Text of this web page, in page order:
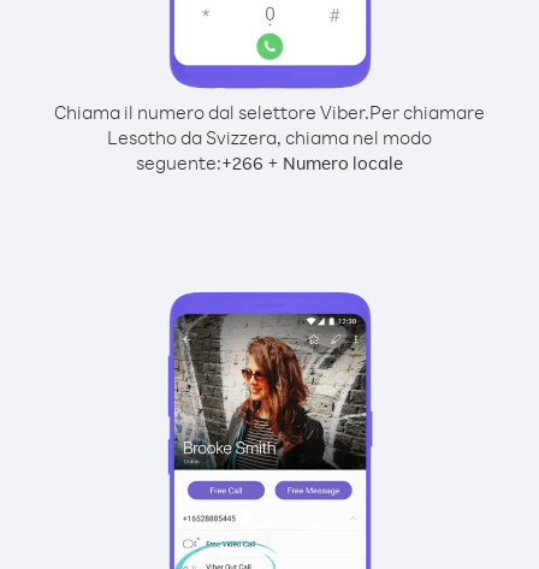
Chiama il numero dal selettore Viber.Per chiamare
Lesotho da Svizzera, chiama nel modo
seguente:+266 + Numero locale